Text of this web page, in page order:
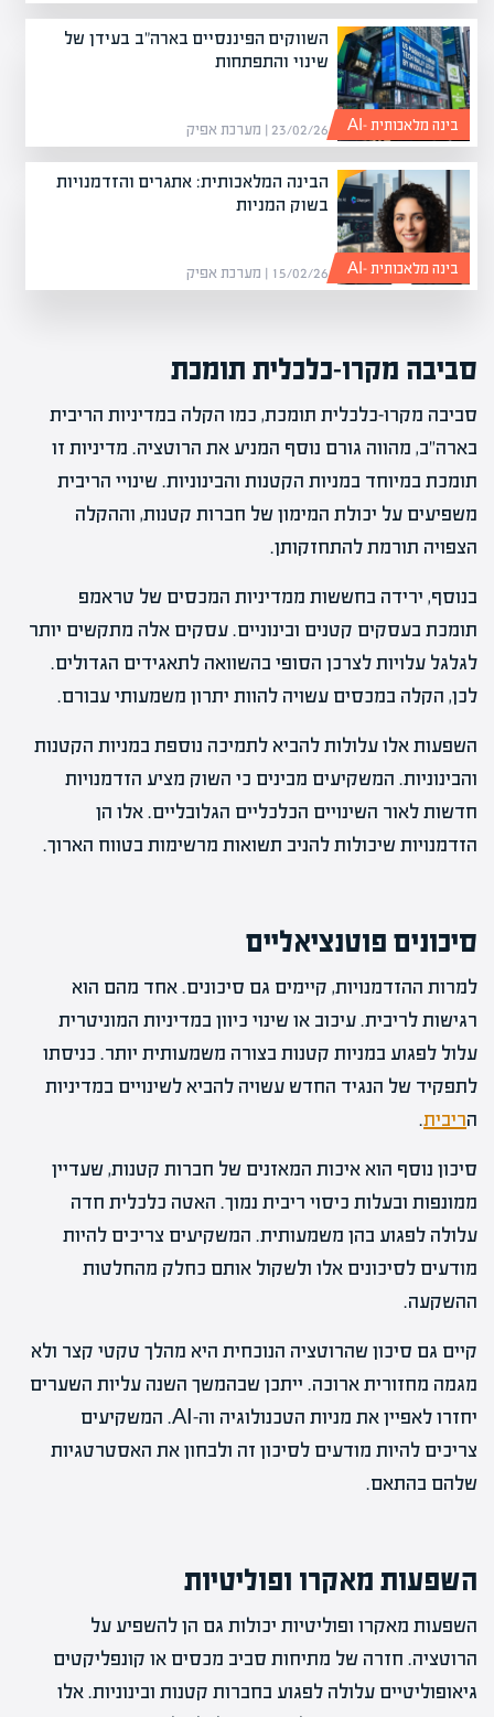
השווקים הפיננסיים בארה"ב בעידן של
שינוי והתפתחות
23/02/26 | מערכת אפיק בינה מלאכותית -AI
הבינה המלאכותית: אתגרים והזדמנויות
בשוק המניות
15/02/26 | מערכת אפיק בינה מלאכותית -AI
סביבה מקרו-כלכלית תומכת
סביבה מקרו-כלכלית תומכת, כמו הקלה במדיניות הריבית
בארה"ב, מהווה גורם נוסף המניע את הרוטציה. מדיניות זו
תומכת במיוחד במניות הקטנות והבינוניות. שינויי הריבית
משפיעים על יכולת המימון של חברות קטנות, וההקלה
הצפויה תורמת להתחזקותן.
בנוסף, ירידה בחששות ממדיניות המכסים של טראמפ
תומכת בעסקים קטנים ובינוניים. עסקים אלה מתקשים יותר
לגלגל עלויות לצרכן הסופי בהשוואה לתאגידים הגדולים.
לכן, הקלה במכסים עשויה להוות יתרון משמעותי עבורם.
השפעות אלו עלולות להביא לתמיכה נוספת במניות הקטנות
והבינוניות. המשקיעים מבינים כי השוק מציע הזדמנויות
חדשות לאור השינויים הכלכליים הגלובליים. אלו הן
הזדמנויות שיכולות להניב תשואות מרשימות בטווח הארוך.
סיכונים פוטנציאליים
למרות ההזדמנויות, קיימים גם סיכונים. אחד מהם הוא
רגישות לריבית. עיכוב או שינוי כיוון במדיניות המוניטרית
עלול לפגוע במניות קטנות בצורה משמעותית יותר. כניסתו
לתפקיד של הנגיד החדש עשויה להביא לשינויים במדיניות
הריבית.
סיכון נוסף הוא איכות המאזנים של חברות קטנות, שעדיין
ממונפות ובעלות כיסוי ריבית נמוך. האטה כלכלית חדה
עלולה לפגוע בהן משמעותית. המשקיעים צריכים להיות
מודעים לסיכונים אלו ולשקול אותם כחלק מהחלטות
ההשקעה.
קיים גם סיכון שהרוטציה הנוכחית היא מהלך טקטי קצר ולא
מגמה מחזורית ארוכה. ייתכן שבהמשך השנה עליות השערים
יחזרו לאפיין את מניות הטכנולוגיה וה-AI. המשקיעים
צריכים להיות מודעים לסיכון זה ולבחון את האסטרטגיות
שלהם בהתאם.
השפעות מאקרו ופוליטיות
השפעות מאקרו ופוליטיות יכולות גם הן להשפיע על
הרוטציה. חזרה של מתיחות סביב מכסים או קונפליקטים
גיאופוליטיים עלולה לפגוע בחברות קטנות ובינוניות. אלו